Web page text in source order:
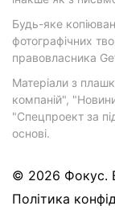
Будь-яке
фотографічних
правовласника
Матеріали з
компаній",
"Спецпроект за
основі.
© 2026 Фокус.
Політика